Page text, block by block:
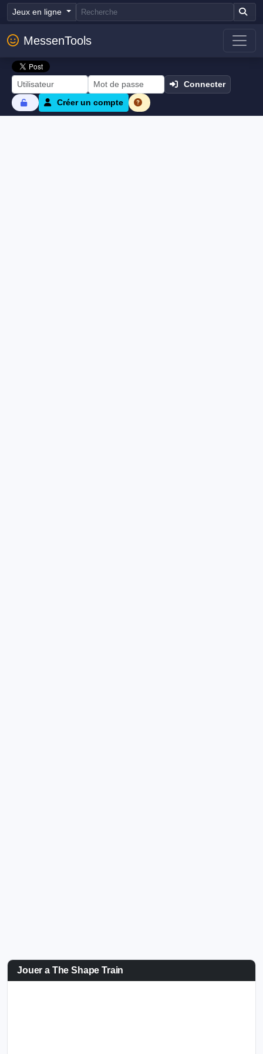
Jeux en ligne
MessenTools
Connecter
Créer un compte
Jouer a The Shape Train